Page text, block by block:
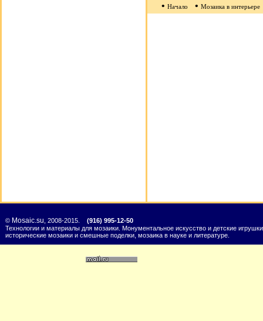
• Начало • Мозаика в интерьере
© Mosaic.su , 2008-2015. (916) 995-12-50
Технологии и материалы для мозаики. Монументальное искусство и детские
исторические мозаики и смешные поделки, мозаика в науке и литературе.